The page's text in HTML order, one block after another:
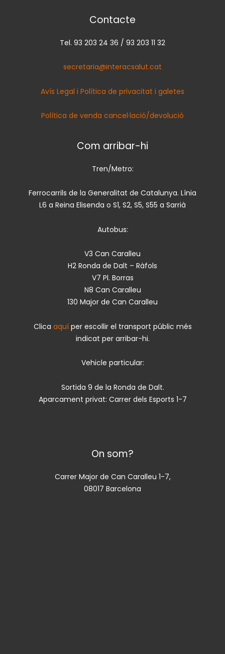
Contacte
Tel. 93 203 24 36 / 93 203 11 32
secretaria@interacsalut.cat
Avís Legal i Política de privacitat i galetes
Política de venda cancel·lació/devolució
Com arribar-hi
Tren/Metro:
Ferrocarrils de la Generalitat de Catalunya. Línia
L6 a Reina Elisenda o S1, S2, S5, S55 a Sarrià
Autobus:
V3 Can Caralleu
H2 Ronda de Dalt – Ràfols
V7 Pl. Borras
N8 Can Caralleu
130 Major de Can Caralleu
Clica aquí per escollir el transport públic més
indicat per arribar-hi.
Vehicle particular:
Sortida 9 de la Ronda de Dalt.
Aparcament privat: Carrer dels Esports 1-7
On som?
Carrer Major de Can Caralleu 1-7,
08017 Barcelona